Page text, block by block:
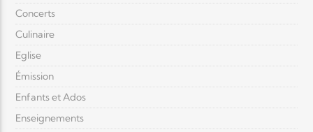
Concerts
Culinaire
Eglise
Émission
Enfants et Ados
Enseignements